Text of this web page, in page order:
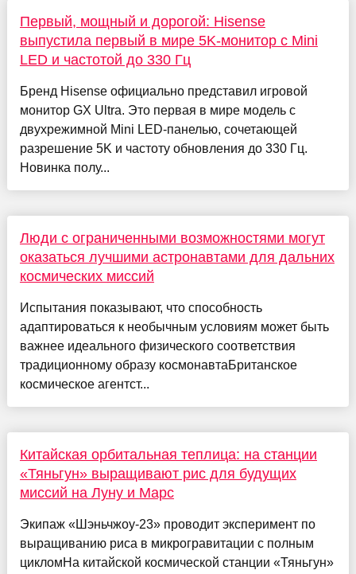
Первый, мощный и дорогой: Hisense
выпустила первый в мире 5K-монитор с Mini
LED и частотой до 330 Гц
Бренд Hisense официально представил игровой
монитор GX Ultra. Это первая в мире модель с
двухрежимной Mini LED-панелью, сочетающей
разрешение 5K и частоту обновления до 330 Гц.
Новинка полу...
Люди с ограниченными возможностями могут
оказаться лучшими астронавтами для дальних
космических миссий
Испытания показывают, что способность
адаптироваться к необычным условиям может быть
важнее идеального физического соответствия
традиционному образу космонавтаБританское
космическое агентст...
Китайская орбитальная теплица: на станции
«Тяньгун» выращивают рис для будущих
миссий на Луну и Марс
Экипаж «Шэньчжоу-23» проводит эксперимент по
выращиванию риса в микрогравитации с полным
цикломНа китайской космической станции «Тяньгун»